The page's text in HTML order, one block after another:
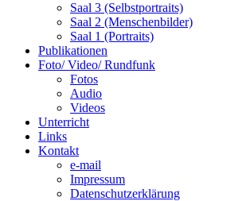
Saal 3 (Selbstportraits)
Saal 2 (Menschenbilder)
Saal 1 (Portraits)
Publikationen
Foto/ Video/ Rundfunk
Fotos
Audio
Videos
Unterricht
Links
Kontakt
e-mail
Impressum
Datenschutzerklärung